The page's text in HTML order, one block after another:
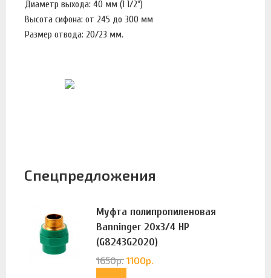
Диаметр выхода: 40 мм (1 1/2")
Высота сифона: от 245 до 300 мм
Размер отвода: 20/23 мм.
Спецпредложения
Муфта полипропиленовая
Banninger 20х3/4 НР
(G8243G2020)
1650р. 1100р.